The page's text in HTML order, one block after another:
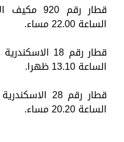
قطار رقم
الساعة 22.00 مساء.
قطار رقم 18
الساعة 13.10 ظهرا.
قطار رقم 28
الساعة 20.20 مساء.